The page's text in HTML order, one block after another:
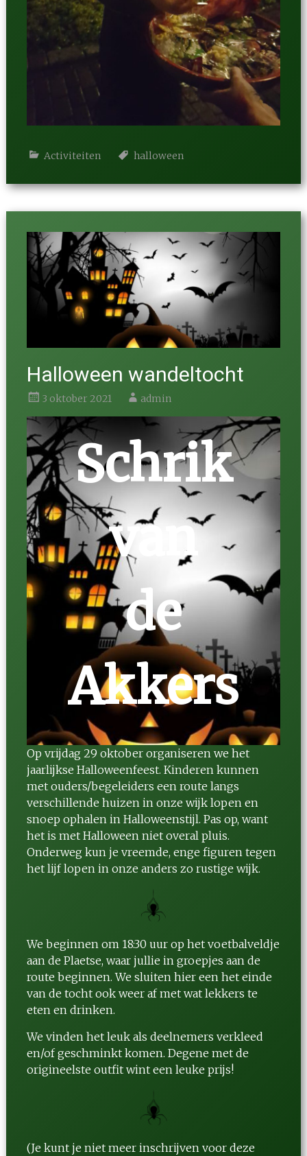
Activiteiten halloween
Halloween wandeltocht
3 oktober 2021 admin
Schrik
van
de
Akkers
Op vrijdag 29 oktober organiseren we het
jaarlijkse Halloweenfeest. Kinderen kunnen
met ouders/begeleiders een route langs
verschillende huizen in onze wijk lopen en
snoep ophalen in Halloweenstijl. Pas op, want
het is met Halloween niet overal pluis.
Onderweg kun je vreemde, enge figuren tegen
het lijf lopen in onze anders zo rustige wijk.
We beginnen om 18:30 uur op het voetbalveldje
aan de Plaetse, waar jullie in groepjes aan de
route beginnen. We sluiten hier een het einde
van de tocht ook weer af met wat lekkers te
eten en drinken.
We vinden het leuk als deelnemers verkleed
en/of geschminkt komen. Degene met de
origineelste outfit wint een leuke prijs!
(Je kunt je niet meer inschrijven voor deze